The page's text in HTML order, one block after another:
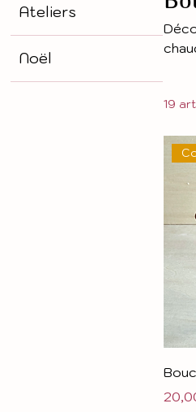
19
Prix
Ateliers
Noël